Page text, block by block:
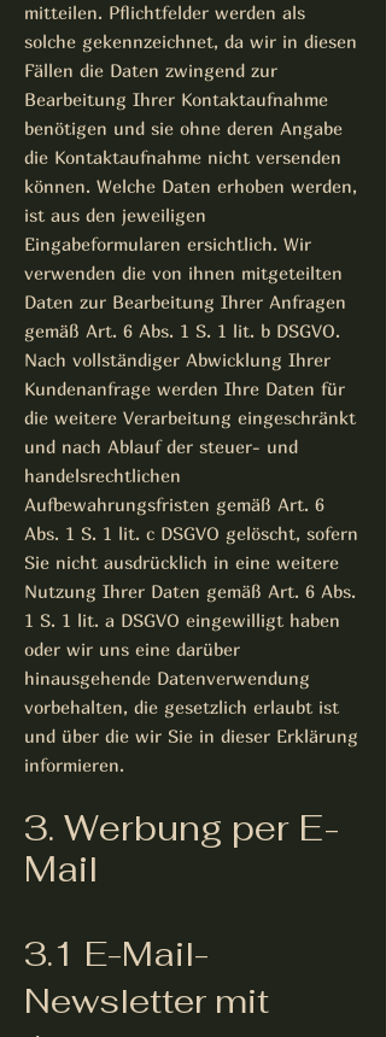
mitteilen. Pflichtfelder werden als
solche gekennzeichnet, da wir in diesen
Fällen die Daten zwingend zur
Bearbeitung Ihrer Kontaktaufnahme
benötigen und sie ohne deren Angabe
die Kontaktaufnahme nicht versenden
können. Welche Daten erhoben werden,
ist aus den jeweiligen
Eingabeformularen ersichtlich. Wir
verwenden die von ihnen mitgeteilten
Daten zur Bearbeitung Ihrer Anfragen
gemäß Art. 6 Abs. 1 S. 1 lit. b DSGVO.
Nach vollständiger Abwicklung Ihrer
Kundenanfrage werden Ihre Daten für
die weitere Verarbeitung eingeschränkt
und nach Ablauf der steuer- und
handelsrechtlichen
Aufbewahrungsfristen gemäß Art. 6
Abs. 1 S. 1 lit. c DSGVO gelöscht, sofern
Sie nicht ausdrücklich in eine weitere
Nutzung Ihrer Daten gemäß Art. 6 Abs.
1 S. 1 lit. a DSGVO eingewilligt haben
oder wir uns eine darüber
hinausgehende Datenverwendung
vorbehalten, die gesetzlich erlaubt ist
und über die wir Sie in dieser Erklärung
informieren.
3. Werbung per E-
Mail
3.1 E-Mail-
Newsletter mit